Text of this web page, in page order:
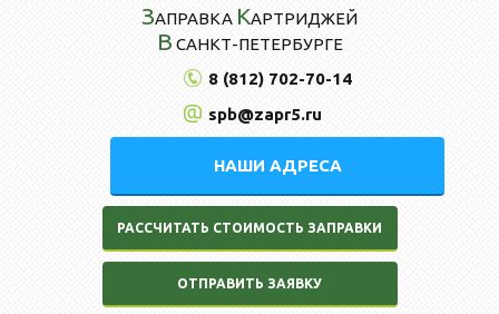
ЗАПРАВКА КАРТРИДЖЕЙ
В САНКТ-ПЕТЕРБУРГЕ
8 (812) 702-70-14
spb@zapr5.ru
НАШИ АДРЕСА
РАССЧИТАТЬ СТОИМОСТЬ ЗАПРАВКИ
ОТПРАВИТЬ ЗАЯВКУ